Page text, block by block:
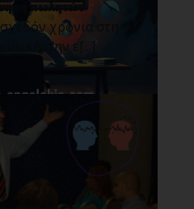
πωλητών
χρόνια στη
την ε[...]